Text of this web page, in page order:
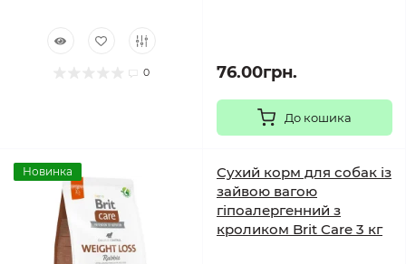
0 76.00грн.
До кошика
Новинка
Сухий корм для собак із
зайвою вагою
гіпоалергенний з
кроликом Brit Care 3 кг